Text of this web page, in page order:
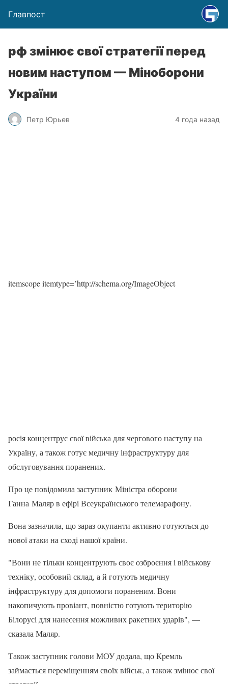
Главпост
рф змінює свої стратегії перед
новим наступом — Міноборони
України
Петр Юрьев 4 года назад
itemscope itemtype=’http://schema.org/ImageObject
росія концентрує свої війська для чергового наступу на
Україну, а також готує медичну інфраструктуру для
обслуговування поранених.
Про це повідомила заступник Міністра оборони
Ганна Маляр в ефірі Всеукраїнського телемарафону.
Вона зазначила, що зараз окупанти активно готуються до
нової атаки на сході нашої країни.
"Вони не тільки концентрують своє озброєння і військову
техніку, особовий склад, а й готують медичну
інфраструктуру для допомоги пораненим. Вони
накопичують провіант, повністю готують територію
Білорусі для нанесення можливих ракетних ударів", —
сказала Маляр.
Також заступник голови МОУ додала, що Кремль
займається переміщенням своїх військ, а також змінює свої